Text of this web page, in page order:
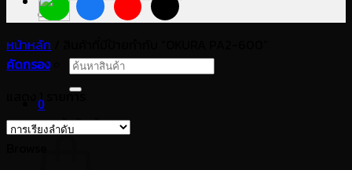
ค้นหา:
0
ตะกร้าสินค้า
หน้าหลัก
คัดกรอง
แสดง 1 รายการ